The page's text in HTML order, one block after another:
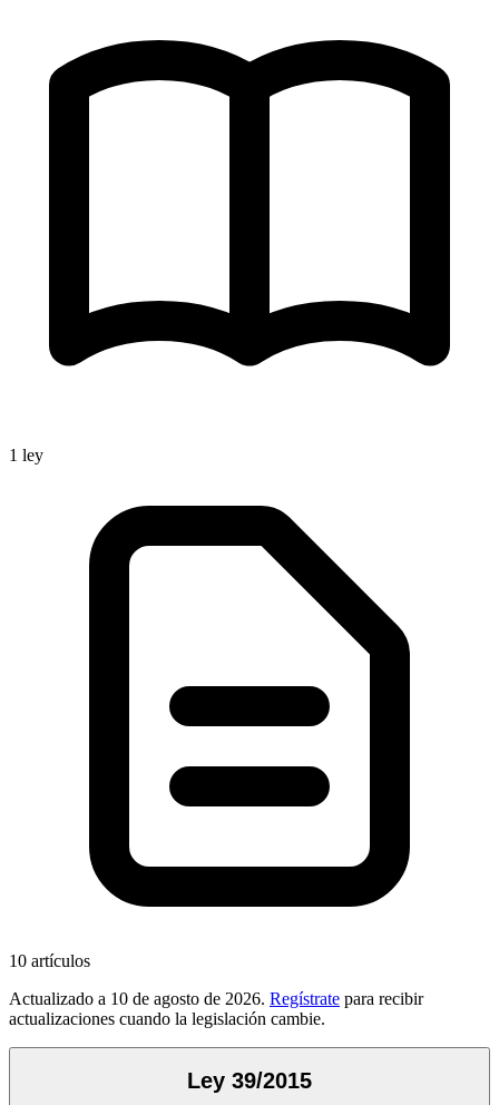
1 ley
10 artículos
Actualizado a 10 de agosto de 2026. Regístrate para recibir
actualizaciones cuando la legislación cambie.
Ley 39/2015